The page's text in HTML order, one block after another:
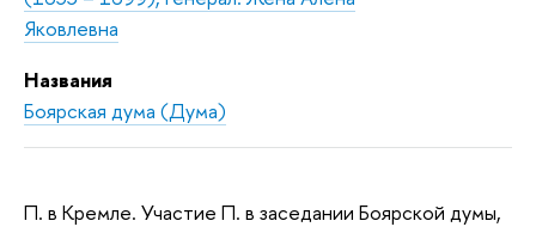
Яковлевна
Названия
Боярская дума (Дума)
П. в Кремле. Участие П. в заседании Боярской думы,